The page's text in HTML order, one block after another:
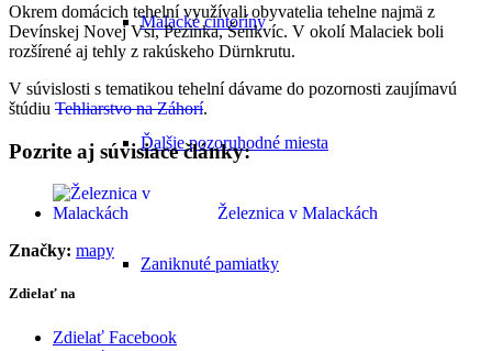
Malacké cintoríny
Ďalšie pozoruhodné miesta
Zaniknuté pamiatky
Okrem domácich tehelní využívali obyvatelia tehelne najmä z
Devínskej Novej Vsi, Pezinka, Šenkvíc. V okolí Malaciek boli
rozšírené aj tehly z rakúskeho Dürnkrutu.
V súvislosti s tematikou tehelní dávame do pozornosti zaujímavú
štúdiu Tehliarstvo na Záhorí.
Pozrite aj súvisiace články:
Železnica v Malackách
Značky: mapy
Zdielať na
Zdielať Facebook